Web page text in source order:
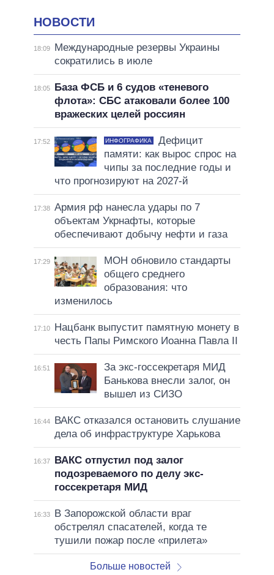
НОВОСТИ
18:09
Международные резервы Украины
сократились в июле
18:05
База ФСБ и 6 судов «теневого
флота»: СБС атаковали более 100
вражеских целей россиян
17:52 ИНФОГРАФИКА
Дефицит
памяти: как вырос спрос на
чипы за последние годы и
что прогнозируют на 2027-й
17:38 Армия рф нанесла удары по 7
объектам Укрнафты, которые
обеспечивают добычу нефти и газа
17:29
МОН обновило стандарты
общего среднего
образования: что
изменилось
17:10
Нацбанк выпустит памятную монету в
честь Папы Римского Иоанна Павла II
16:51
За экс-госсекретаря МИД
Банькова внесли залог, он
вышел из СИЗО
16:44
ВАКС отказался остановить слушание
дела об инфраструктуре Харькова
16:37
ВАКС отпустил под залог
подозреваемого по делу экс-
госсекретаря МИД
16:33
В Запорожской области враг
обстрелял спасателей, когда те
тушили пожар после «прилета»
Больше новостей